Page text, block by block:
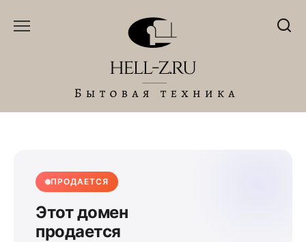
ПРОДАЕТСЯ
Этот домен
продается